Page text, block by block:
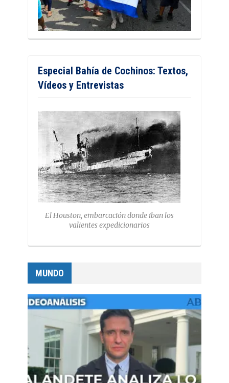
Especial Bahía de Cochinos: Textos,
Vídeos y Entrevistas
El Houston, embarcación donde iban los
valientes expedicionarios
MUNDO